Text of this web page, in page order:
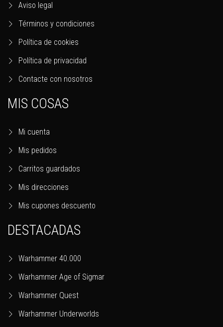
Aviso legal
Términos y condiciones
Política de cookies
Política de privacidad
Contacte con nosotros
MIS COSAS
Mi cuenta
Mis pedidos
Carritos guardados
Mis direcciones
Mis cupones descuento
DESTACADAS
Warhammer 40.000
Warhammer Age of Sigmar
Warhammer Quest
Warhammer Underworlds